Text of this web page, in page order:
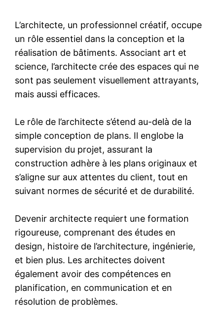
L’architecte, un professionnel créatif, occupe
un rôle essentiel dans la conception et la
réalisation de bâtiments. Associant art et
science, l’architecte crée des espaces qui ne
sont pas seulement visuellement attrayants,
mais aussi efficaces.
Le rôle de l’architecte s’étend au-delà de la
simple conception de plans. Il englobe la
supervision du projet, assurant la
construction adhère à les plans originaux et
s’aligne sur aux attentes du client, tout en
suivant normes de sécurité et de durabilité.
Devenir architecte requiert une formation
rigoureuse, comprenant des études en
design, histoire de l’architecture, ingénierie,
et bien plus. Les architectes doivent
également avoir des compétences en
planification, en communication et en
résolution de problèmes.